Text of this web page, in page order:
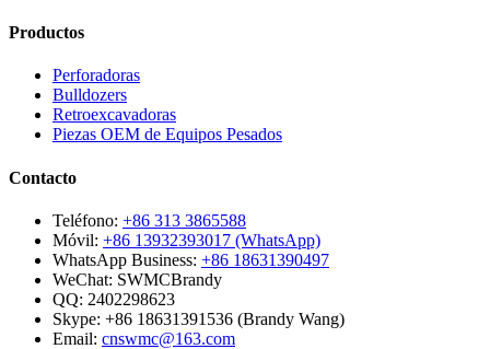
Productos
Perforadoras
Bulldozers
Retroexcavadoras
Piezas OEM de Equipos Pesados
Contacto
Teléfono: +86 313 3865588
Móvil: +86 13932393017 (WhatsApp)
WhatsApp Business: +86 18631390497
WeChat: SWMCBrandy
QQ: 2402298623
Skype: +86 18631391536 (Brandy Wang)
Email: cnswmc@163.com